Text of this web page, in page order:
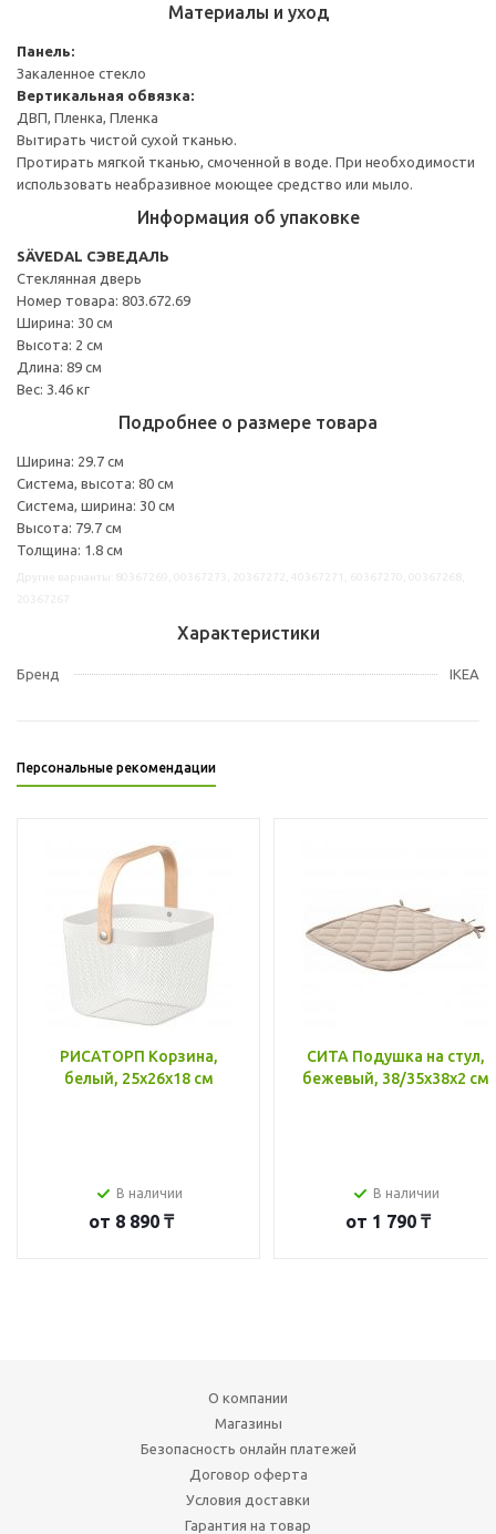
Материалы и уход
Панель:
Закаленное стекло
Вертикальная обвязка:
ДВП, Пленка, Пленка
Вытирать чистой сухой тканью.
Протирать мягкой тканью, смоченной в воде. При необходимости
использовать неабразивное моющее средство или мыло.
Информация об упаковке
SÄVEDAL СЭВЕДАЛЬ
Стеклянная дверь
Номер товара: 803.672.69
Ширина: 30 см
Высота: 2 см
Длина: 89 см
Вес: 3.46 кг
Подробнее о размере товара
Ширина: 29.7 см
Система, высота: 80 см
Система, ширина: 30 см
Высота: 79.7 см
Толщина: 1.8 см
Характеристики
Бренд IKEA
Персональные рекомендации
РИСАТОРП Корзина,
белый, 25x26x18 см
В наличии
от 8 890 ₸
СИТА Подушка на стул,
бежевый, 38/35x38x2 см
В наличии
от 1 790 ₸
О компании
Магазины
Безопасность онлайн платежей
Договор оферта
Условия доставки
Гарантия на товар